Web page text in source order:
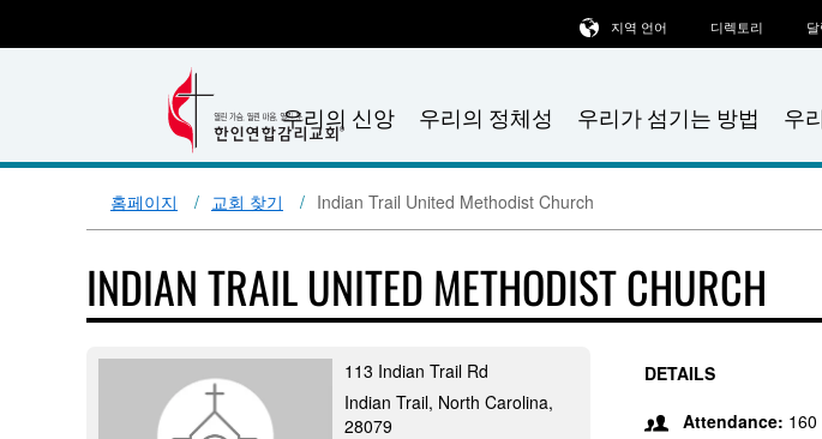
우리의 신앙 우리의 정체성 우리가 섬기는 방법 우
지역 언어 디렉토리
홈페이지 교회 찾기 Indian Trail United Methodist Church
INDIAN TRAIL UNITED METHODIST CHURCH
113 Indian Trail Rd
Indian Trail, North Carolina,
28079
DETAILS
Attendance: 160